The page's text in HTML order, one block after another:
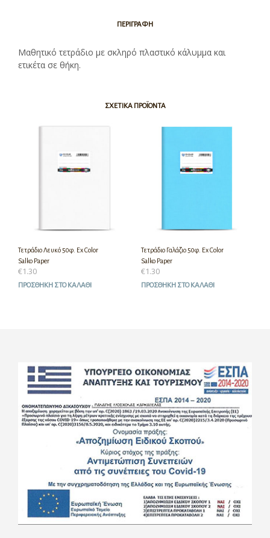
ΠΕΡΙΓΡΑΦΉ
Μαθητικό τετράδιο με σκληρό πλαστικό κάλυμμα και
ετικέτα σε θήκη.
ΣΧΕΤΙΚΆ ΠΡΟΪΌΝΤΑ
Τετράδιο Λευκό 50φ. Ex Color
Salko Paper
€1.30
ΠΡΟΣΘΉΚΗ ΣΤΟ ΚΑΛΆΘΙ
Τετράδιο Γαλάζιο 50φ. Ex Color
Salko Paper
€1.30
ΠΡΟΣΘΉΚΗ ΣΤΟ ΚΑΛΆΘΙ